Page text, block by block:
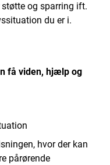
og sparring ift.
du er i.
få viden, hjælp og
hvor der kan
pårørende